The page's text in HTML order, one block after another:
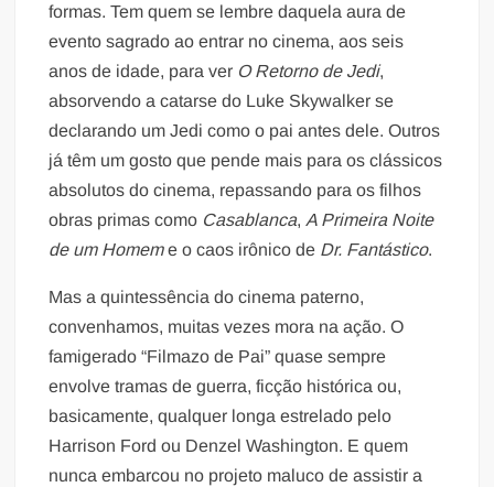
formas. Tem quem se lembre daquela aura de
evento sagrado ao entrar no cinema, aos seis
anos de idade, para ver O Retorno de Jedi,
absorvendo a catarse do Luke Skywalker se
declarando um Jedi como o pai antes dele. Outros
já têm um gosto que pende mais para os clássicos
absolutos do cinema, repassando para os filhos
obras primas como Casablanca, A Primeira Noite
de um Homeme o caos irônico de Dr. Fantástico.
Mas a quintessência do cinema paterno,
convenhamos, muitas vezes mora na ação. O
famigerado “Filmazo de Pai” quase sempre
envolve tramas de guerra, ficção histórica ou,
basicamente, qualquer longa estrelado pelo
Harrison Ford ou Denzel Washington. E quem
nunca embarcou no projeto maluco de assistir a